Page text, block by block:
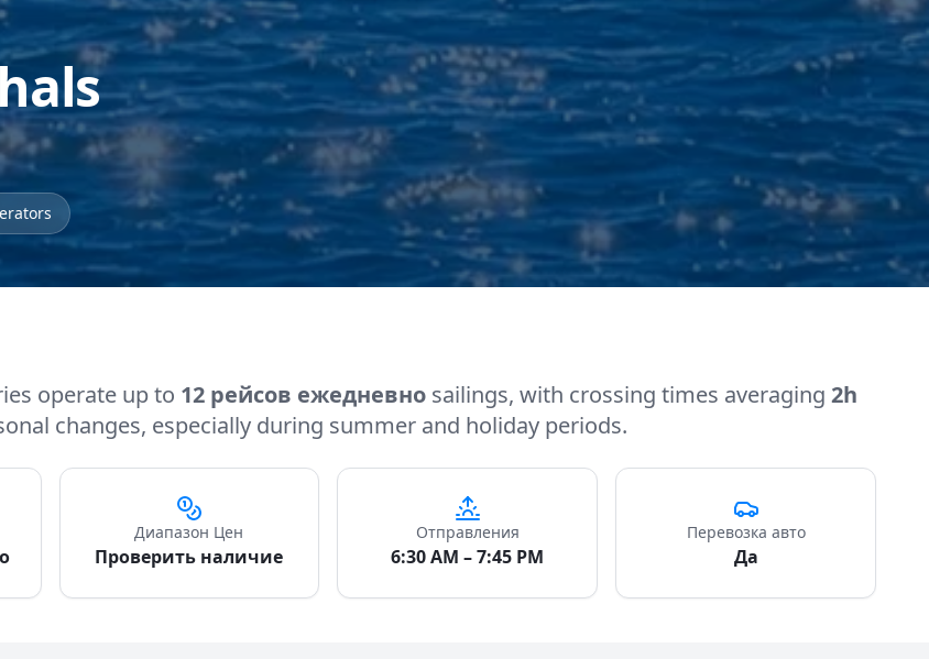
operate up to 12 рейсов ежедневно sailings, with crossing times averaging 2h
changes, especially during summer and holiday periods.
Диапазон Цен
Проверить наличие
Отправления
6:30 AM – 7:45 PM
Перевозка авто
Да